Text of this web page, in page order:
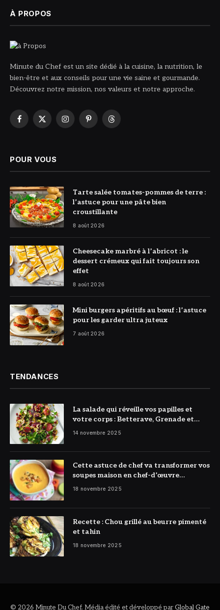
À PROPOS
Minute du Chef est un site dédié à la cuisine, la nutrition, le
bien-être et aux conseils pour une vie saine et gourmande.
Découvrez notre mission, nos valeurs et notre approche.
Facebook
X
InstagramPinterestThreads
POUR VOUS
© DR
Tarte salée tomates-pommes de terre :
l’astuce pour une pâte bien
croustillante
8 août 2026
© DR
Cheesecake marbré à l’abricot : le
dessert crémeux qui fait toujours son
effet
8 août 2026
© DR
Mini burgers apéritifs au bœuf : l’astuce
pour les garder ultra juteux
7 août 2026
TENDANCES
La salade qui réveille vos papilles et
votre corps : Betterave, Grenade et
Citron à l’honneur
14 novembre 2025
Cette astuce de chef va transformer vos
soupes maison en chef-d’œuvre
réconfortant
18 novembre 2025
Recette : Chou grillé au beurre pimenté
et tahin
18 novembre 2025
© 2026 Minute Du Chef. Média édité et développé parGlobal Gate